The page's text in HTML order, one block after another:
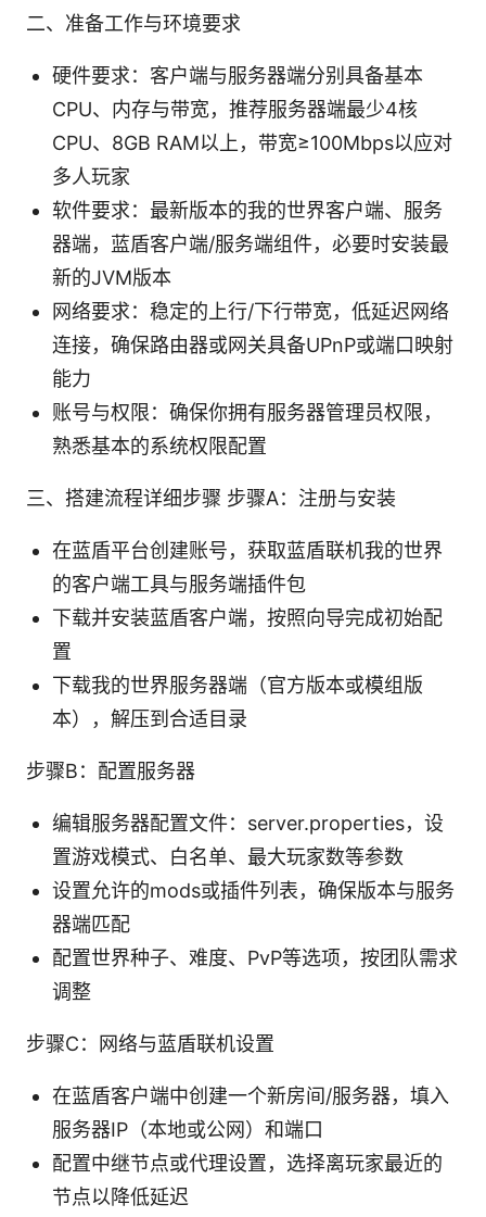
二、准备工作与环境要求
硬件要求：客户端与服务器端分别具备基本
CPU、内存与带宽，推荐服务器端最少4核
CPU、8GB RAM以上，带宽≥100Mbps以应对
多人玩家
软件要求：最新版本的我的世界客户端、服务
器端，蓝盾客户端/服务端组件，必要时安装最
新的JVM版本
网络要求：稳定的上行/下行带宽，低延迟网络
连接，确保路由器或网关具备UPnP或端口映射
能力
账号与权限：确保你拥有服务器管理员权限，
熟悉基本的系统权限配置
三、搭建流程详细步骤 步骤A：注册与安装
在蓝盾平台创建账号，获取蓝盾联机我的世界
的客户端工具与服务端插件包
下载并安装蓝盾客户端，按照向导完成初始配
置
下载我的世界服务器端（官方版本或模组版
本），解压到合适目录
步骤B：配置服务器
编辑服务器配置文件：server.properties，设
置游戏模式、白名单、最大玩家数等参数
设置允许的mods或插件列表，确保版本与服务
器端匹配
配置世界种子、难度、PvP等选项，按团队需求
调整
步骤C：网络与蓝盾联机设置
在蓝盾客户端中创建一个新房间/服务器，填入
服务器IP（本地或公网）和端口
配置中继节点或代理设置，选择离玩家最近的
节点以降低延迟